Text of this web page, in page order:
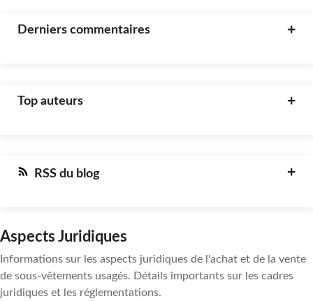
Derniers commentaires
Top auteurs
RSS du blog
Aspects Juridiques
Informations sur les aspects juridiques de l'achat et de la vente
de sous-vêtements usagés. Détails importants sur les cadres
juridiques et les réglementations.